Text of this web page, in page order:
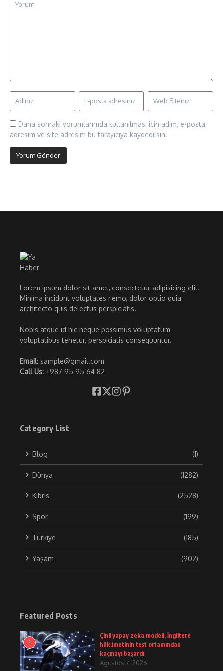
Daha sonraki yorumlarımda kullanılması için adım, e-posta
adresim ve site adresim bu tarayıcıya kaydedilsin.
Lorem ipsum dolor sit amet, consectetur adipisicing elit.
Minima incidunt voluptates nemo, dolor optio quia
architecto quis delectus perspiciatis.
Nobis atque id hic neque possimus voluptatum
voluptatibus tenetur, perspiciatis consequuntur.
Email: sample@gmail.com
Call Us: +987 95 95 64 82
Category List
Blog (1)
Dünya (1282)
Kıbrıs (2528)
Spor (199)
Türkiye (185)
Yaşam (902)
Featured Posts
1
Çinli yapay zeka modeli, İngiltere
hükümetinin test ortamından
kaçmayı başardı
Ağustos 7, 2026